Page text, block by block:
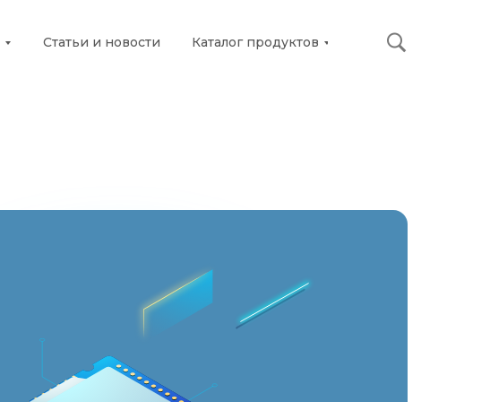
Каталог продуктов
Статьи и новости